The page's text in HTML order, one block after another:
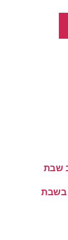
שבת
בשבת